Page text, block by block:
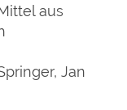
aus
Jan